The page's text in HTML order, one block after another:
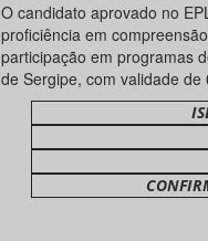
O candidato aprovado no
proficiência em
participação em programas
de Sergipe, com validade de